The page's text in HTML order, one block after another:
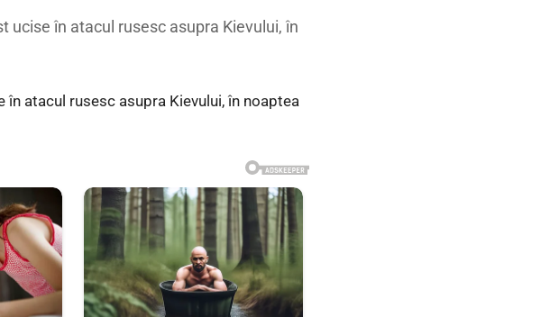
ucise în atacul rusesc asupra Kievului, în
atacul rusesc asupra Kievului, în noaptea